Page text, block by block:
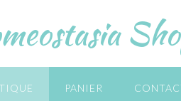
PANIER